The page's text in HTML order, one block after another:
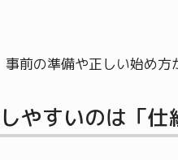
前の準備や正しい始め方
やすいのは「仕